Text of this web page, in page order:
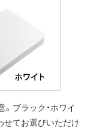
ブラック・ホワイ
せてお選びいただけ